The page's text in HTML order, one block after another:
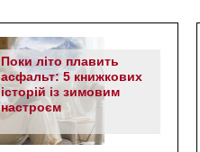
Поки літо плавить
асфальт: 5 книжкових
історій із зимовим
настроєм